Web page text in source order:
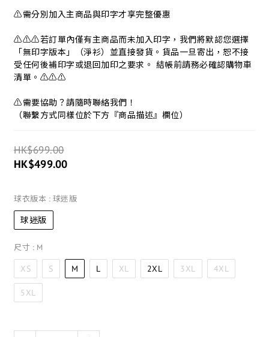
⚠️需分別加入主商品與印字才享完整優惠
⚠️⚠️⚠️若訂單內僅有主商品而未加入印字，我們將默認您選擇
「無印字版本」（淨衫）並直接發貨。貨品一旦寄出，恕不接
受任何後補印字或退回加印之要求。 結帳前請務必確認購物車
清單。⚠️⚠️⚠️
⚠️需要協助？請隨時聯絡我們！
（聯繫方式同樣位於下方『商品描述』欄位）
HK$699.00
HK$499.00
球衣版本 : 球迷版
球迷版
尺寸 : M
XS S M L XL 2XL 3XL 4XL
5XL